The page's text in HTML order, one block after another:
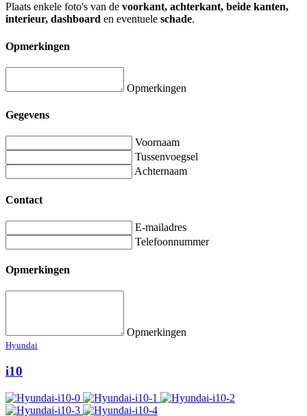
Plaats enkele foto's van de voorkant, achterkant, beide kanten,
interieur, dashboard en eventuele schade.
Opmerkingen
Opmerkingen
Gegevens
Voornaam
Tussenvoegsel
Achternaam
Contact
E-mailadres
Telefoonnummer
Opmerkingen
Opmerkingen
Hyundai
i10